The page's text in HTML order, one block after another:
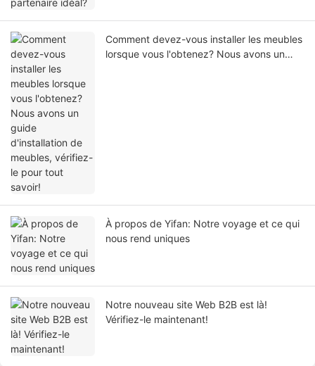
Comment devez-vous installer les meubles
lorsque vous l'obtenez? Nous avons un
À propos de Yifan: Notre voyage et ce qui
nous rend uniques
Notre nouveau site Web B2B est là!
Vérifiez-le maintenant!